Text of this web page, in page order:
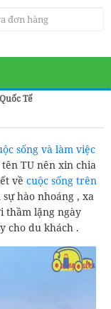
Tế
sống và làm việc
TU nên xin chia
về cuộc sống trên
hào nhoáng , xa
thầm lặng ngày
cho du khách .